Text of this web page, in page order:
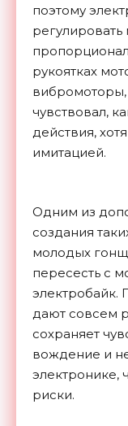
поэтому
рукоятках
чувствовал,
действия,
имитацией.
Одним из
создания
молодых
пересесть с
электробайк.
дают совсем
сохраняет
вождение и
электронике,
риски.